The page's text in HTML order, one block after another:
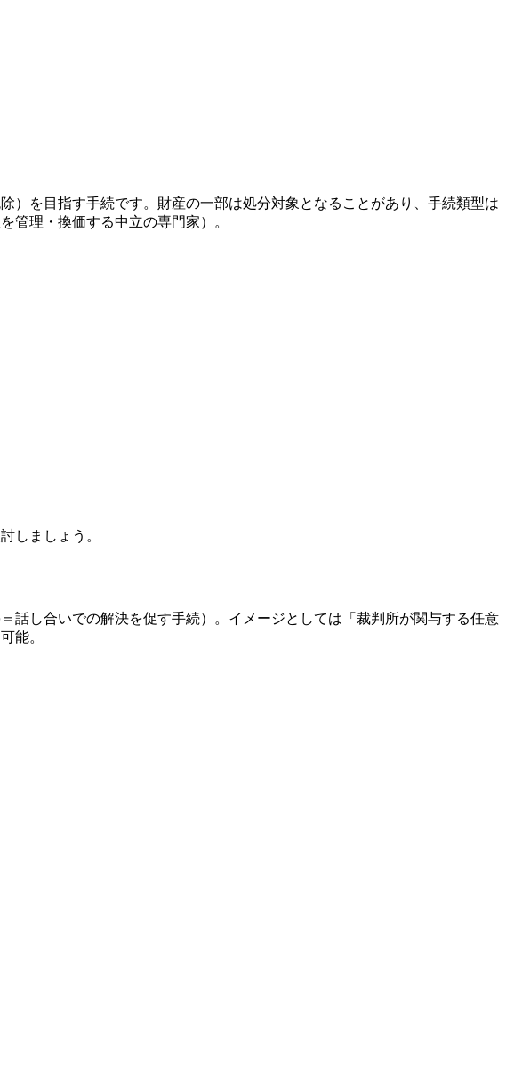
）を目指す手続です。財産の一部は処分対象となることがあり、手続類型は
管理・換価する中立の専門家）。
しましょう。
話し合いでの解決を促す手続）。イメージとしては「裁判所が関与する任意
能。